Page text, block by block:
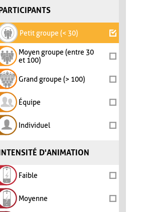
Petit groupe (< 30)
Moyen groupe (entre 30
et 100)
Grand groupe (> 100)
Équipe
Individuel
D'ANIMATION
Faible
Moyenne